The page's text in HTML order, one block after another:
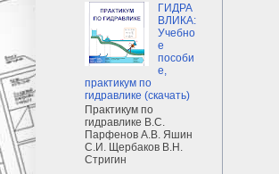
ГИДРА
ВЛИКА:
Учебно
е
пособи
е,
практикум по
гидравлике (скачать)
Практикум по
гидравлике В.С.
Парфенов А.В. Яшин
С.И. Щербаков В.Н.
Стригин